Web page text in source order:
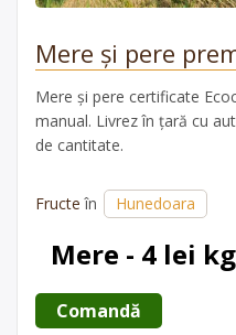
Mere și pere
Mere și pere certificate
manual. Livrez în țară cu
de cantitate.
Fructe în Hunedoara
Mere - 4 lei
Comandă